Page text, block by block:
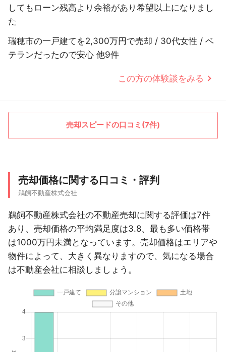
してもローン残高より余裕があり希望以上になりまし
た
瑞穂市の一戸建てを2,300万円で売却 / 30代女性 / ベ
テランだったので安心 他9件
この方の体験談をみる
売却スピードの口コミ(7件)
売却価格に関する口コミ・評判
鵜飼不動産株式会社
鵜飼不動産株式会社の不動産売却に関する評価は7件
あり、売却価格の平均満足度は3.8、最も多い価格帯
は1000万円未満となっています。売却価格はエリアや
物件によって、大きく異なりますので、気になる場合
は不動産会社に相談しましょう。